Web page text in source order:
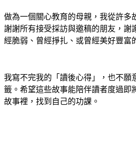
做為一個關心教育的母親，我從許多
謝謝所有接受採訪與邀稿的朋友，謝
經脆弱、曾經掙扎、或曾經美好豐富
我寫不完我的「讀後心得」，也不願
籤。希望這些故事能陪伴讀者度過即
故事裡，找到自己的功課。